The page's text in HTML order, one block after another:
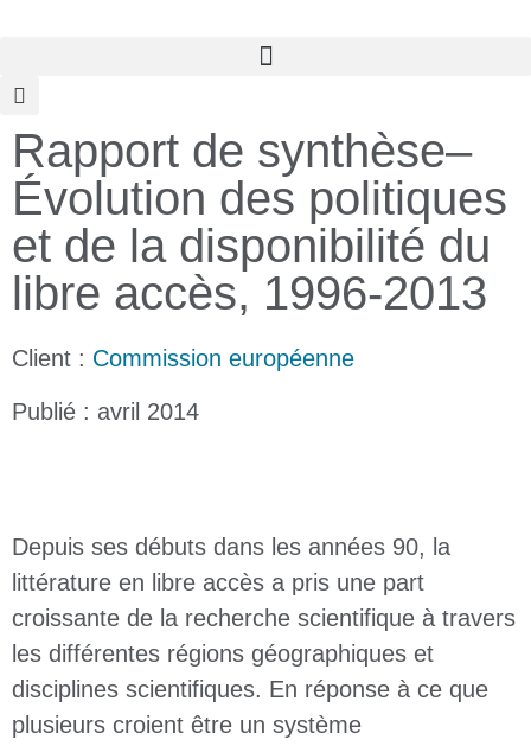
Rapport de synthèse–
Évolution des politiques
et de la disponibilité du
libre accès, 1996-2013
Client : Commission européenne
Publié : avril 2014
Depuis ses débuts dans les années 90, la
littérature en libre accès a pris une part
croissante de la recherche scientifique à travers
les différentes régions géographiques et
disciplines scientifiques. En réponse à ce que
plusieurs croient être un système